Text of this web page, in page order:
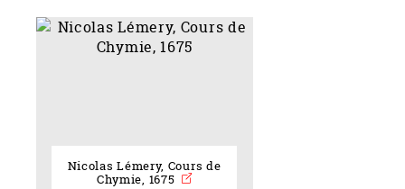
Nicolas Lémery, Cours de
Chymie, 1675